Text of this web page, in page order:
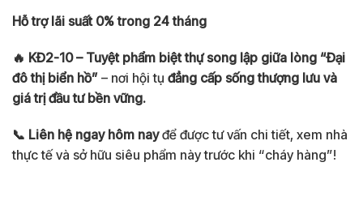
Hỗ trợ lãi suất 0% trong 24 tháng
🔥 KĐ2-10 – Tuyệt phẩm biệt thự song lập giữa lòng “Đại
đô thị biển hồ” – nơi hội tụ đẳng cấp sống thượng lưu và
giá trị đầu tư bền vững.
📞 Liên hệ ngay hôm nayđể được tư vấn chi tiết, xem nhà
thực tế và sở hữu siêu phẩm này trước khi “cháy hàng”!